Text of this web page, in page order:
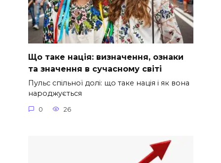
Що таке нація: визначення, ознаки
та значення в сучасному світі
Пульс спільної долі: що таке нація і як вона
народжується
0 26